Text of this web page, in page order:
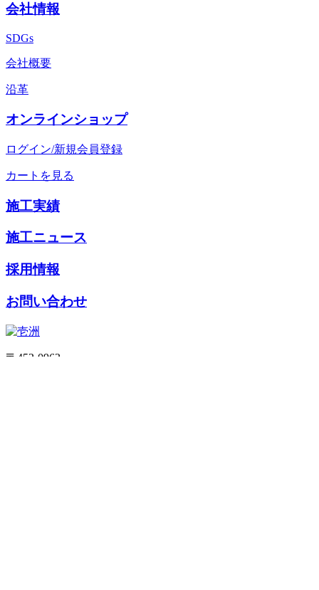
会社情報
SDGs
会社概要
沿革
オンラインショップ
ログイン/新規会員登録
カートを見る
施工実績
施工ニュース
採用情報
お問い合わせ
〒452-0962